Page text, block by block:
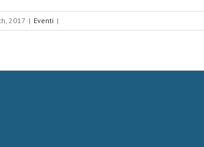
2017 | Eventi |